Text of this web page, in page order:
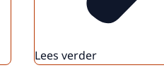
Lees verder